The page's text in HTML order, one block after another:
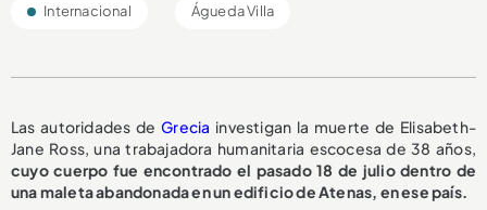
Internacional Águeda Villa
Las autoridades deGrecia investigan la muerte de Elisabeth-
Jane Ross, una trabajadora humanitaria escocesa de 38 años,
cuyo cuerpo fue encontrado el pasado 18 de julio dentro de
una maleta abandonada en un edificio de Atenas, en ese país.